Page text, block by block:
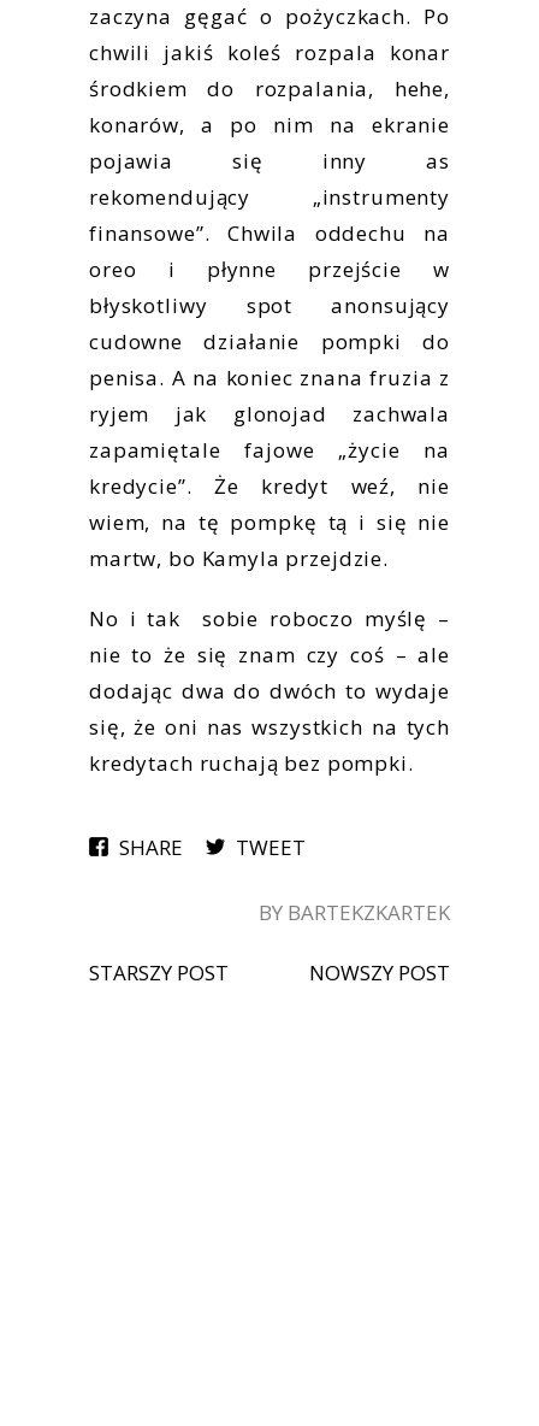
zaczyna gęgać o pożyczkach. Po
chwili jakiś koleś rozpala konar
środkiem do rozpalania, hehe,
konarów, a po nim na ekranie
pojawia się inny as
rekomendujący „instrumenty
finansowe”. Chwila oddechu na
oreo i płynne przejście w
błyskotliwy spot anonsujący
cudowne działanie pompki do
penisa. A na koniec znana fruzia z
ryjem jak glonojad zachwala
zapamiętale fajowe „życie na
kredycie”. Że kredyt weź, nie
wiem, na tę pompkę tą i się nie
martw, bo Kamyla przejdzie.
No i tak sobie roboczo myślę –
nie to że się znam czy coś – ale
dodając dwa do dwóch to wydaje
się, że oni nas wszystkich na tych
kredytach ruchają bez pompki.
SHARE TWEET
BY BARTEKZKARTEK
STARSZY POST NOWSZY POST